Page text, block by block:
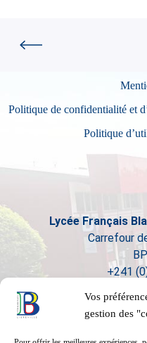
Vos
gestion des
Politique de confidentialité et
Politique
Lycée Français
Carrefour
+241